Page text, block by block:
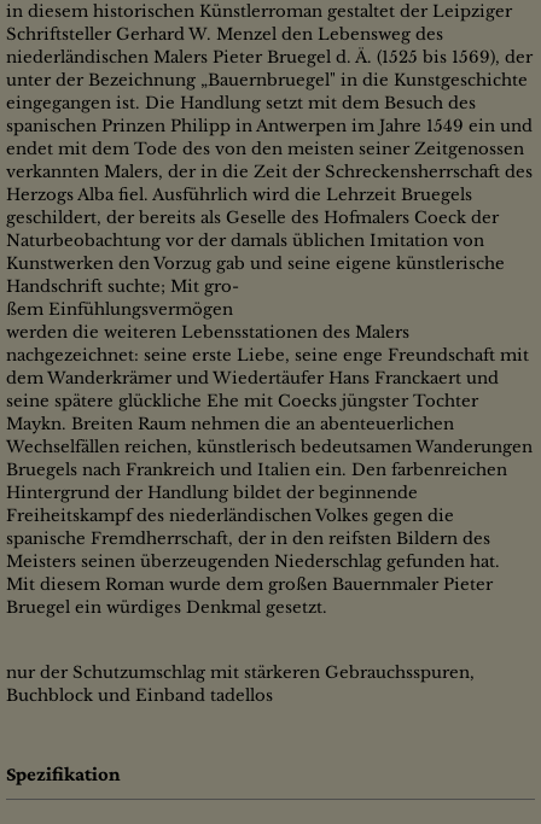
in diesem historischen Künstlerroman gestaltet der Leipziger
Schriftsteller Gerhard W. Menzel den Lebensweg des
niederländischen Malers Pieter Bruegel d. Ä. (1525 bis 1569), der
unter der Bezeichnung „Bauernbruegel" in die Kunstgeschichte
eingegangen ist. Die Handlung setzt mit dem Besuch des
spanischen Prinzen Philipp in Antwerpen im Jahre 1549 ein und
endet mit dem Tode des von den meisten seiner Zeitgenossen
verkannten Malers, der in die Zeit der Schreckensherrschaft des
Herzogs Alba fiel. Ausführlich wird die Lehrzeit Bruegels
geschildert, der bereits als Geselle des Hofmalers Coeck der
Naturbeobachtung vor der damals üblichen Imitation von
Kunstwerken den Vorzug gab und seine eigene künstlerische
Handschrift suchte; Mit gro-
ßem Einfühlungsvermögen
werden die weiteren Lebensstationen des Malers
nachgezeichnet: seine erste Liebe, seine enge Freundschaft mit
dem Wanderkrämer und Wiedertäufer Hans Franckaert und
seine spätere glückliche Ehe mit Coecks jüngster Tochter
Maykn. Breiten Raum nehmen die an abenteuerlichen
Wechselfällen reichen, künstlerisch bedeutsamen Wanderungen
Bruegels nach Frankreich und Italien ein. Den farbenreichen
Hintergrund der Handlung bildet der beginnende
Freiheitskampf des niederländischen Volkes gegen die
spanische Fremdherrschaft, der in den reifsten Bildern des
Meisters seinen überzeugenden Niederschlag gefunden hat.
Mit diesem Roman wurde dem großen Bauernmaler Pieter
Bruegel ein würdiges Denkmal gesetzt.
nur der Schutzumschlag mit stärkeren Gebrauchsspuren,
Buchblock und Einband tadellos
Spezifikation